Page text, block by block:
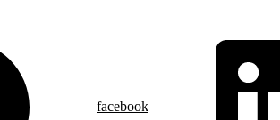
facebook